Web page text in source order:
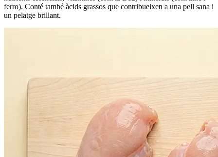
ferro). Conté també àcids grassos que contribueixen a una pell sana i
un pelatge brillant.